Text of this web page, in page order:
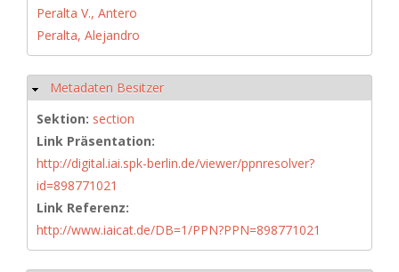
Peralta V., Antero
Peralta, Alejandro
Hide
Metadaten Besitzer
Sektion: section
Link Präsentation:
http://digital.iai.spk-berlin.de/viewer/ppnresolver?
id=898771021
Link Referenz:
http://www.iaicat.de/DB=1/PPN?PPN=898771021